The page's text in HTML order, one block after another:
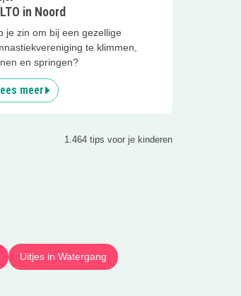
in Noord
je zin om bij een gezellige
te klimmen,
en springen?
meer
1.464 tips voor je kinderen
Uitjes in Watergang